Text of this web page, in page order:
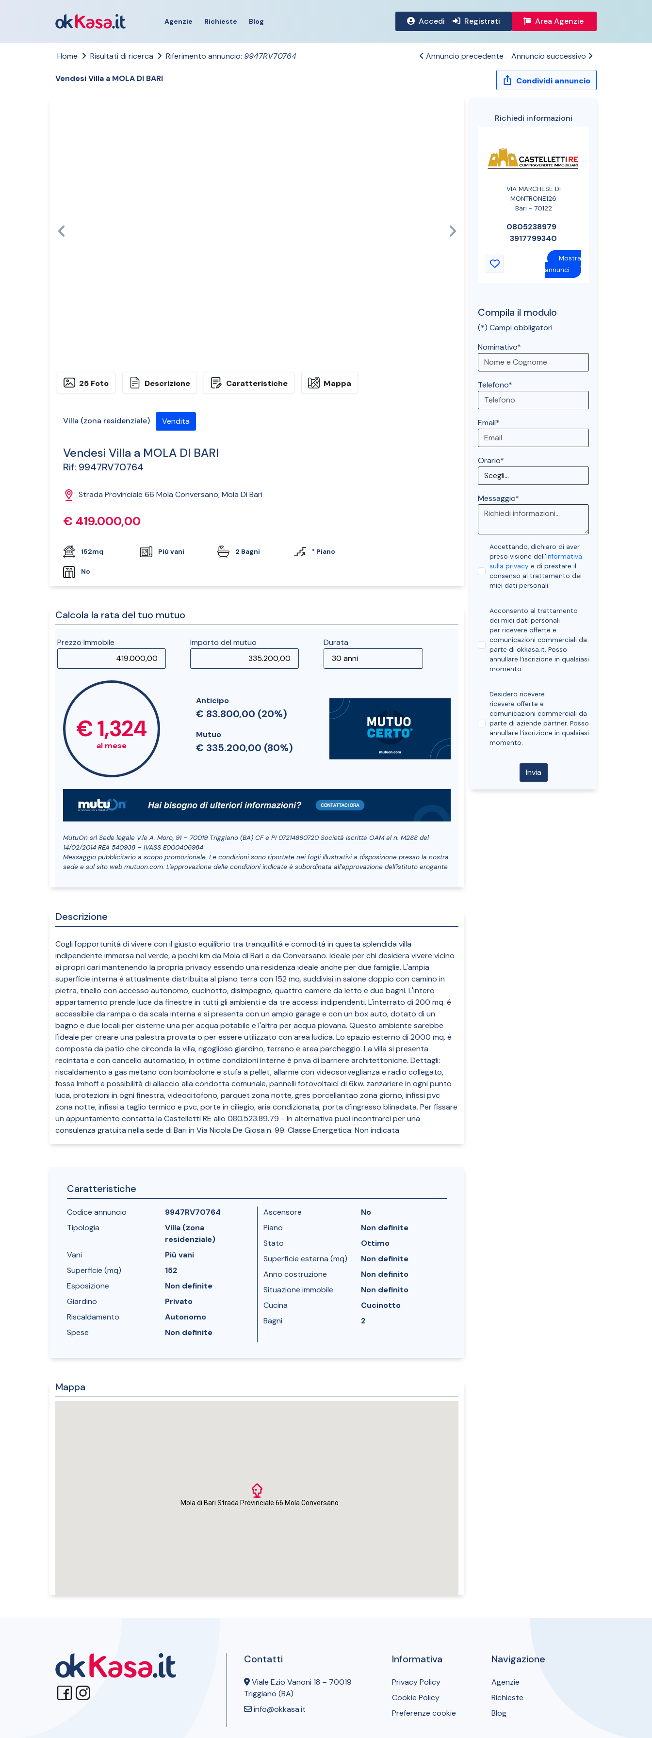
Agenzie Richieste Blog Accedi Registrati Area Agenzie
Home Risultati di ricerca Riferimento annuncio: 9947RV70764 Annuncio precedente Annuncio successivo
Vendesi Villa a MOLA DI BARI Condividi annuncio
Previous Next
25 Foto Descrizione Caratteristiche Mappa
Villa (zona residenziale) Vendita
Vendesi Villa a MOLA DI BARI
Rif: 9947RV70764
Strada Provinciale 66 Mola Conversano, Mola Di Bari
€ 419.000,00
152mq Più vani 2 Bagni ° Piano
No
Calcola la rata del tuo mutuo
Prezzo Immobile Importo del mutuo Durata
€ 1,324
al mese
Anticipo
€ 83.800,00 (20%)
Mutuo
€ 335.200,00 (80%)
MutuOn srl Sede legale V.le A. Moro, 91 – 70019 Triggiano (BA) CF e PI 07214890720 Società iscritta OAM al n. M288 del
14/02/2014 REA 540938 – IVASS E000406984
Messaggio pubblicitario a scopo promozionale. Le condizioni sono riportate nei fogli illustrativi a disposizione presso la nostra
sede e sul sito web mutuon.com. L'approvazione delle condizioni indicate è subordinata all'approvazione dell'istituto erogante
Descrizione
Cogli l'opportunitá di vivere con il giusto equilibrio tra tranquillitá e comoditá in questa splendida villa
indipendente immersa nel verde, a pochi km da Mola di Bari e da Conversano. Ideale per chi desidera vivere vicino
ai propri cari mantenendo la propria privacy essendo una residenza ideale anche per due famiglie. L'ampia
superficie interna é attualmente distribuita al piano terra con 152 mq. suddivisi in salone doppio con camino in
pietra, tinello con accesso autonomo, cucinotto, disimpegno, quattro camere da letto e due bagni. L'intero
appartamento prende luce da finestre in tutti gli ambienti e da tre accessi indipendenti. L'interrato di 200 mq. é
accessibile da rampa o da scala interna e si presenta con un ampio garage e con un box auto, dotato di un
bagno e due locali per cisterne una per acqua potabile e l'altra per acqua piovana. Questo ambiente sarebbe
l'ideale per creare una palestra provata o per essere utilizzato con area ludica. Lo spazio esterno di 2000 mq. é
composta da patio che circonda la villa, rigoglioso giardino, terreno e area parcheggio. La villa si presenta
recintata e con cancello automatico, in ottime condizioni interne é priva di barriere architettoniche. Dettagli:
riscaldamento a gas metano con bombolone e stufa a pellet, allarme con videosorveglianza e radio collegato,
fossa Imhoff e possibilitá di allaccio alla condotta comunale, pannelli fotovoltaici di 6kw. zanzariere in ogni punto
luca, protezioni in ogni finestra, videocitofono, parquet zona notte, gres porcellantao zona giorno, infissi pvc
zona notte, infissi a taglio termico e pvc, porte in ciliegio, aria condizionata, porta d'ingresso blinadata. Per fissare
un appuntamento contatta la Castelletti RE allo 080.523.89.79 - In alternativa puoi incontrarci per una
consulenza gratuita nella sede di Bari in Via Nicola De Giosa n. 99. Classe Energetica: Non indicata
Caratteristiche
Codice annuncio
9947RV70764
Tipologia
Villa (zona
residenziale)
Vani
Più vani
Superficie (mq)
152
Esposizione
Non definite
Giardino
Privato
Riscaldamento
Autonomo
Spese
Non definite
Ascensore
No
Piano
Non definite
Stato
Ottimo
Superficie esterna (mq)
Non definite
Anno costruzione
Non definito
Situazione immobile
Non definito
Cucina
Cucinotto
Bagni
2
Mappa
Mola di Bari Strada Provinciale 66 Mola Conversano
Richiedi informazioni
VIA MARCHESE DI
MONTRONE126
Bari - 70122
0805238979
3917799340
Mostra
annunci
Compila il modulo
(*) Campi obbligatori
Nominativo*
Telefono*
Email*
Orario*
Messaggio*
Accettando, dichiaro di aver
preso visione dell'informativa
sulla privacy e di prestare il
consenso al trattamento dei
miei dati personali.
Acconsento al trattamento
dei miei dati personali
per ricevere offerte e
comunicazioni commerciali da
parte di okkasa.it. Posso
annullare l’iscrizione in qualsiasi
momento.
Desidero ricevere
ricevere offerte e
comunicazioni commerciali da
parte di aziende partner. Posso
annullare l’iscrizione in qualsiasi
momento.
Contatti
Viale Ezio Vanoni 18 – 70019
Triggiano (BA)
info@okkasa.it
Informativa
Privacy Policy
Cookie Policy
Preferenze cookie
Navigazione
Agenzie
Richieste
Blog